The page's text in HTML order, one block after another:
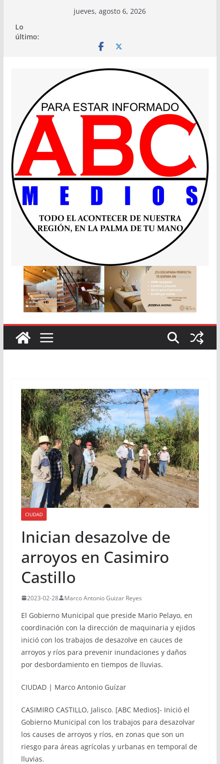
contenido
jueves, agosto 6, 2026
Lo
último:
CIUDAD
Inician desazolve de
arroyos en Casimiro
Castillo
2023-02-28 Marco Antonio Guizar Reyes
El Gobierno Municipal que preside Mario Pelayo, en
coordinación con la dirección de maquinaria y ejidos
inició con los trabajos de desazolve en cauces de
arroyos y ríos para prevenir inundaciones y daños
por desbordamiento en tiempos de lluvias.
CIUDAD | Marco Antonio Guízar
CASIMIRO CASTILLO, Jalisco. [ABC Medios]- Inició el
Gobierno Municipal con los trabajos para desazolvar
los causes de arroyos y ríos, en zonas que son un
riesgo para áreas agrícolas y urbanas en temporal de
lluvias.